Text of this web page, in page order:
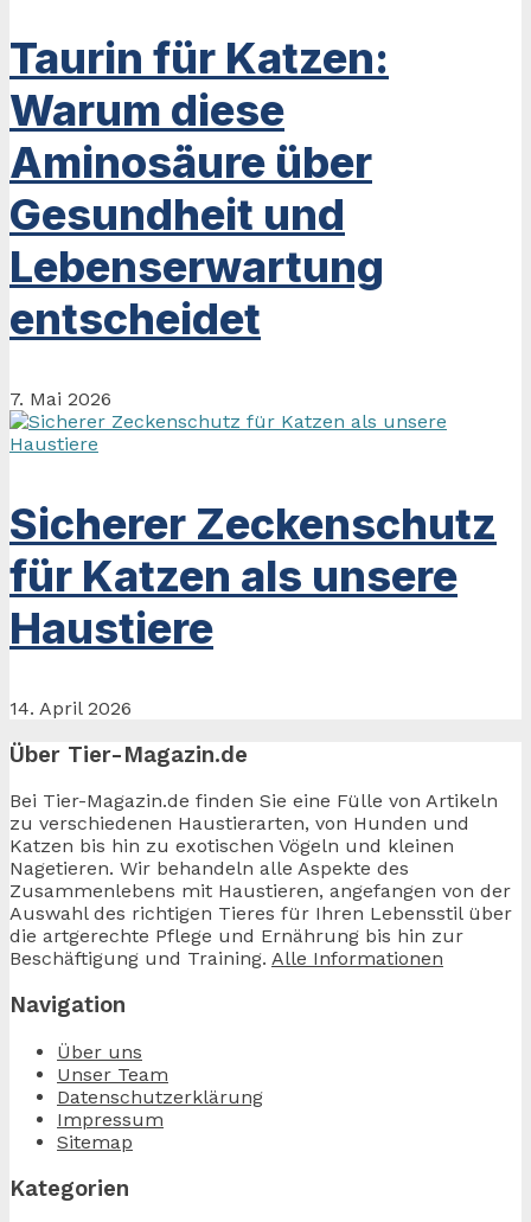
Taurin für Katzen:
Warum diese
Aminosäure über
Gesundheit und
Lebenserwartung
entscheidet
7. Mai 2026
Sicherer Zeckenschutz
für Katzen als unsere
Haustiere
14. April 2026
Über Tier-Magazin.de
Bei Tier-Magazin.de finden Sie eine Fülle von Artikeln
zu verschiedenen Haustierarten, von Hunden und
Katzen bis hin zu exotischen Vögeln und kleinen
Nagetieren. Wir behandeln alle Aspekte des
Zusammenlebens mit Haustieren, angefangen von der
Auswahl des richtigen Tieres für Ihren Lebensstil über
die artgerechte Pflege und Ernährung bis hin zur
Beschäftigung und Training. Alle Informationen
Navigation
Über uns
Unser Team
Datenschutzerklärung
Impressum
Sitemap
Kategorien